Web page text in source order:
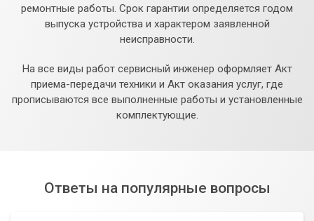
ремонтные работы. Срок гарантии определяется годом
выпуска устройства и характером заявленной
неисправности.
На все виды работ сервисный инженер оформляет Акт
приема-передачи техники и Акт оказания услуг, где
прописываются все выполненные работы и установленные
комплектующие.
Ответы на популярные вопросы